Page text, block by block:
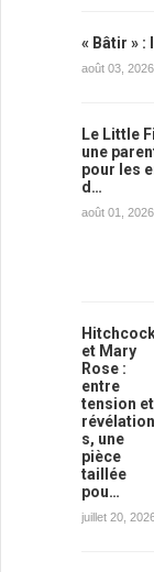
« Bâtir »
août 03, 2026
Le Little
une
pour les
d…
août 01, 2026
et Mary
Rose :
entre
tension et
révélation
s, une
pièce
taillée
pou…
juillet 20,